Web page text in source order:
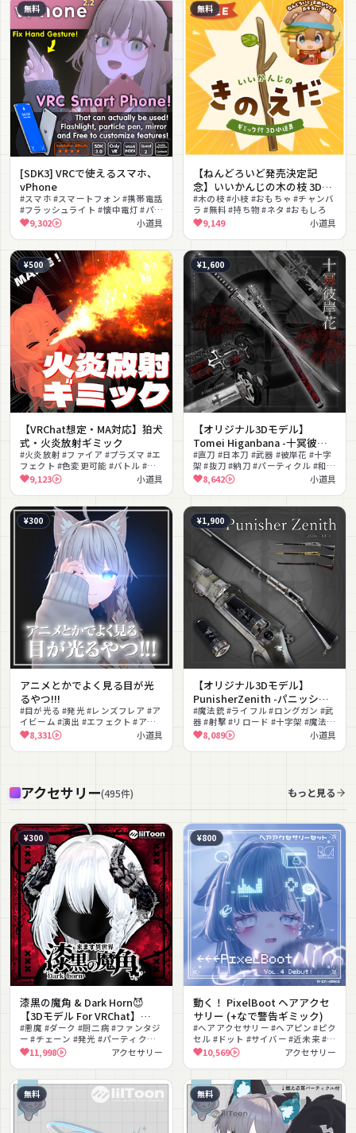
無料
[SDK3] VRCで使えるスマホ、
vPhone
#スマホ #スマートフォン #携帯電話
#フラッシュライト #懐中電灯 #パー
ティクルペン #ミラー #無料 #撮影
向け
9,302 小道具
無料
【ねんどろいど発売決定記
念】いいかんじの木の枝 3Dモ
デル
#木の枝 #小枝 #おもちゃ #チャンバ
ラ #無料 #持ち物 #ネタ #おもしろ
9,149 小道具
¥500
【VRChat想定・MA対応】狛犬
式・火炎放射ギミック
#火炎放射 #ファイア #プラズマ #エ
フェクト #色変更可能 #バトル #演
出 #口から炎 #パーティクル
9,123 小道具
¥1,600
【オリジナル3Dモデル】
Tomei Higanbana -十冥彼岸
花-【刀】VRChat想定 パーテ
ィクルやギミック付き
#直刀 #日本刀 #武器 #彼岸花 #十字
架 #抜刀 #納刀 #パーティクル #和風
#ゴシック
8,642 小道具
¥300
アニメとかでよく見る目が光
るやつ!!!
#目が光る #発光 #レンズフレア #ア
イビーム #演出 #エフェクト #アニ
メ演出 #かっこいい #ギミック
8,331 小道具
¥1,900
【オリジナル3Dモデル】
PunisherZenith -パニッシャ
ーゼニス-【魔法銃】VRChat想
定 パーティクルやギミック付
き 銃 魔法
#魔法銃 #ライフル #ロングガン #武
器 #射撃 #リロード #十字架 #魔法 #
範囲攻撃 #ガンアクション
8,089 小道具
アクセサリー(495件) もっと見る
¥300
漆黒の魔角 & Dark Horn😈
【3Dモデル For VRChat】
ver_1.03
#悪魔 #ダーク #厨二病 #ファンタジ
ー #チェーン #発光 #パーティクル #
人外 #メタリック
11,998 アクセサリー
¥800
動く！ PixelBoot ヘアアクセ
サリー (+なで警告ギミック)
#ヘアアクセサリー #ヘアピン #ピク
セル #ドット #サイバー #近未来 #ネ
オン #グリッチ #病みかわいい #な
でなでギミック
10,569 アクセサリー
無料 無料